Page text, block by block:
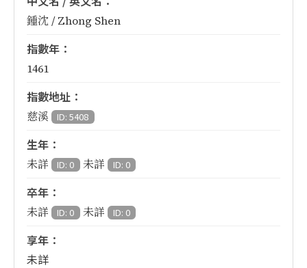
鍾沈 / Zhong Shen
指數年：
1461
指數地址：
慈溪 ID: 5408
生年：
未詳 ID: 0 未詳 ID: 0
卒年：
未詳 ID: 0 未詳 ID: 0
享年：
未詳